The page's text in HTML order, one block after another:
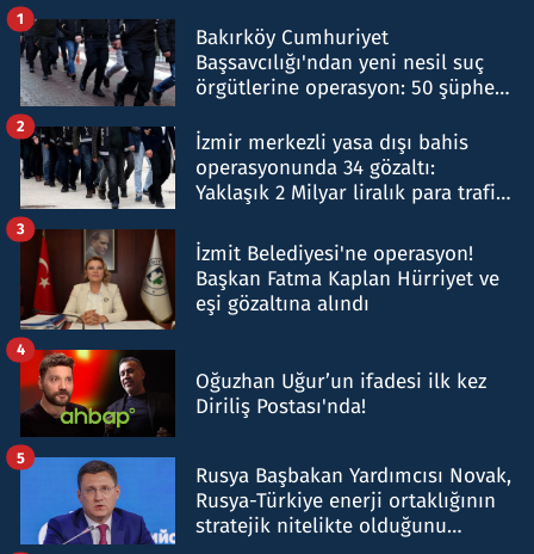
Bakırköy Cumhuriyet
Başsavcılığı'ndan yeni nesil suç
örgütlerine operasyon: 50 şüpheli
1
İzmir merkezli yasa dışı bahis
operasyonunda 34 gözaltı:
Yaklaşık 2 Milyar liralık para trafiği
2
İzmit Belediyesi'ne operasyon!
Başkan Fatma Kaplan Hürriyet ve
eşi gözaltına alındı
3
Oğuzhan Uğur’un ifadesi ilk kez
Diriliş Postası'nda!
4
Rusya Başbakan Yardımcısı Novak,
Rusya-Türkiye enerji ortaklığının
stratejik nitelikte olduğunu
5